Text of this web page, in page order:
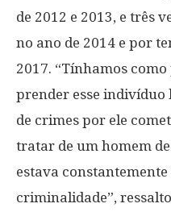
de 2012 e 2013, e três
no ano de 2014 e por
2017. “Tínhamos
prender esse indivíduo
de crimes por ele
tratar de um homem
estava
criminalidade”,